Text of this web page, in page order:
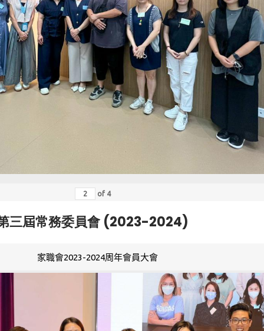
of 4
三屆常務委員會 (2023-2024)
家職會2023-2024周年會員大會